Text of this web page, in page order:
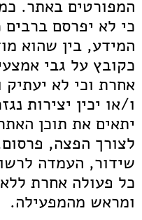
המפורטים באתר.
כי לא יפרסם
המידע, בין שהוא
כקובץ על גבי
אחרת וכי לא
ו/או יכין יצירות
יתאים את תוכן
לצורך הפצה,
שידור, העמדה
כל פעולה אחרת
ומראש מהמפעילה.